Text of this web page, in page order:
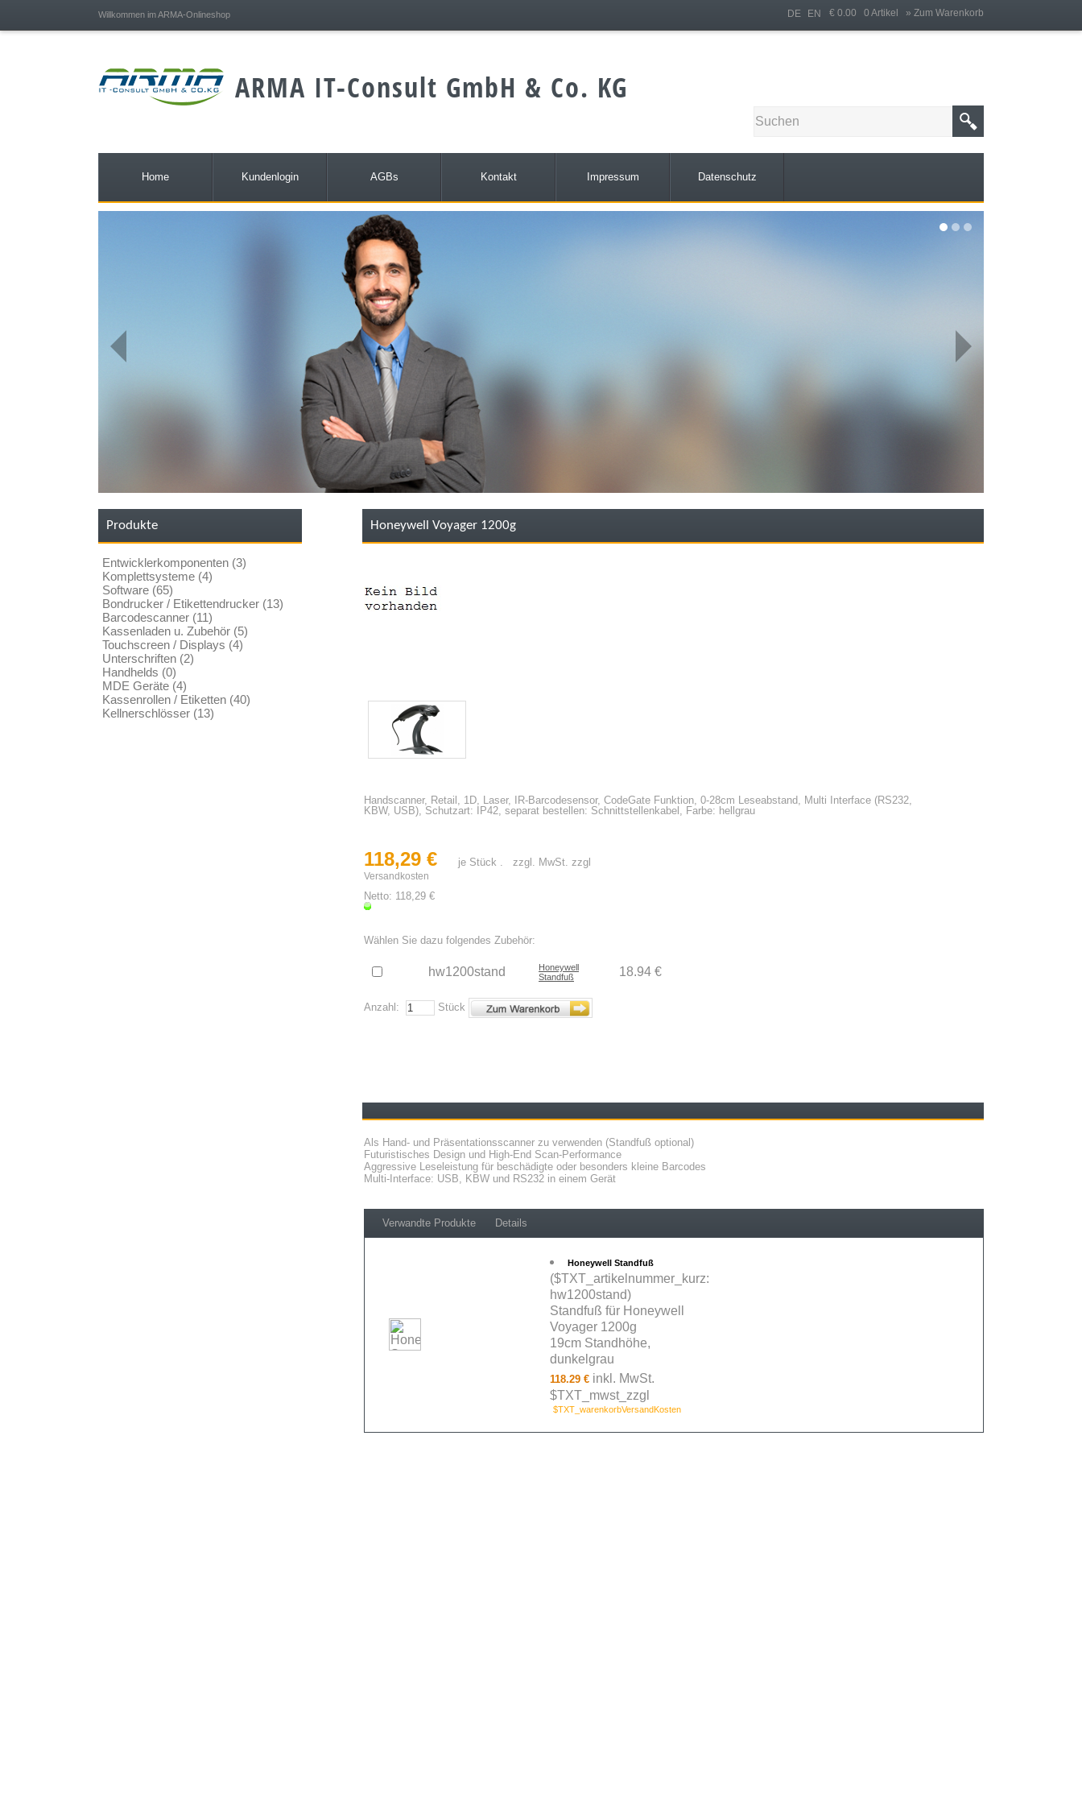
Willkommen im ARMA-Onlineshop € 0.00 0 Artikel » Zum Warenkorb
DE EN
ARMA IT-Consult GmbH & Co. KG
Home Kundenlogin AGBs Kontakt Impressum Datenschutz
Produkte
Entwicklerkomponenten (3)
Komplettsysteme (4)
Software (65)
Bondrucker / Etikettendrucker (13)
Barcodescanner (11)
Kassenladen u. Zubehör (5)
Touchscreen / Displays (4)
Unterschriften (2)
Handhelds (0)
MDE Geräte (4)
Kassenrollen / Etiketten (40)
Kellnerschlösser (13)
Honeywell Voyager 1200g
Handscanner, Retail, 1D, Laser, IR-Barcodesensor, CodeGate Funktion, 0-28cm Leseabstand, Multi Interface (RS232,
KBW, USB), Schutzart: IP42, separat bestellen: Schnittstellenkabel, Farbe: hellgrau
118,29 € je Stück . zzgl. MwSt. zzgl
Versandkosten
Netto: 118,29 €
Wählen Sie dazu folgendes Zubehör:
hw1200stand
Honeywell
Standfuß
18.94 €
Anzahl: Stück
Als Hand- und Präsentationsscanner zu verwenden (Standfuß optional)
Futuristisches Design und High-End Scan-Performance
Aggressive Leseleistung für beschädigte oder besonders kleine Barcodes
Multi-Interface: USB, KBW und RS232 in einem Gerät
Verwandte Produkte Details
Honeywell Standfuß
($TXT_artikelnummer_kurz:
hw1200stand)
Standfuß für Honeywell
Voyager 1200g
19cm Standhöhe,
dunkelgrau
118.29 € inkl. MwSt.
$TXT_mwst_zzgl
$TXT_warenkorbVersandKosten